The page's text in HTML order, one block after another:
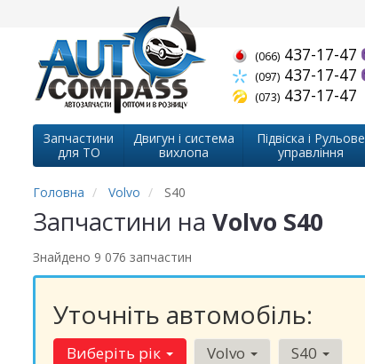
(066) 437-17-47
(097) 437-17-47
(073) 437-17-47
Запчастини
для ТО
Двигун і система
вихлопа
Підвіска і Рульове
управління
Головна Volvo S40
Запчастини на Volvo S40
Знайдено 9 076 запчастин
Уточніть автомобіль:
Виберіть рік Volvo S40